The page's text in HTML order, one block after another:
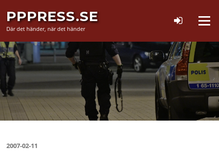
innehåll
PPPRESS.SE
Där det händer, när det händer
Meny
2007-02-11